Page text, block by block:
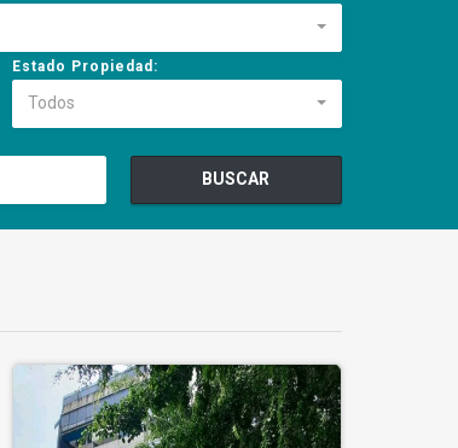
Estado Propiedad:
Todos
BUSCAR